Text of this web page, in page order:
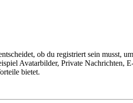
ob du registriert sein musst,
Avatarbilder, Private Nachrichten,
bietet.